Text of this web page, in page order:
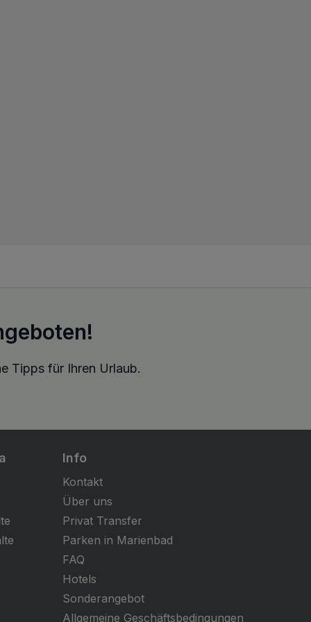
Tipps für Ihren Urlaub.
Info
Kontakt
Über uns
Privat Transfer
Parken in Marienbad
FAQ
Hotels
Sonderangebot
Allgemeine Geschäftsbedingungen